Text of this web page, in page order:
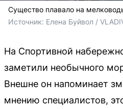
Существо плавало на
Источник: Елена Буйвол /
На Спортивной
заметили необычного
Внешне он напоминает
мнению специалистов,